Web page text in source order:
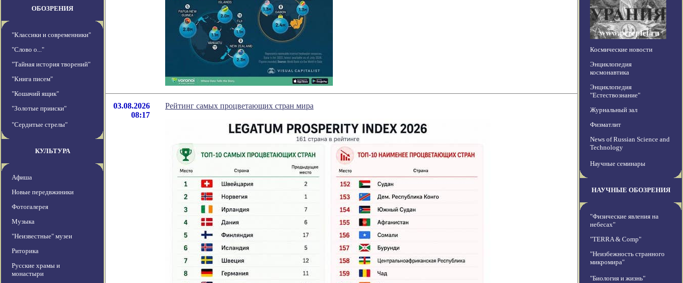
ОБОЗРЕНИЯ
"Классики и современники"
"Слово о..."
"Тайная история творений"
"Книга писем"
"Кошачий ящик"
"Золотые прииски"
"Сердитые стрелы"
КУЛЬТУРА
Афиша
Новые передвжиники
Фотогалерея
Музыка
"Неизвестные" музеи
Риторика
Русские храмы и
монастыри
03.08.2026
08:17
Рейтинг самых процветающих стран мира
Космические новости
Энциклопедия
космонавтика
Энциклопедия
"Естествознание"
Журнальный зал
Физматлит
News of Russian Science and
Technology
Научные семинары
НАУЧНЫЕ ОБОЗРЕНИЯ
"Физические явления на
небесах"
"TERRA & Comp"
"Неизбежность странного
микромира"
"Биология и жизнь"